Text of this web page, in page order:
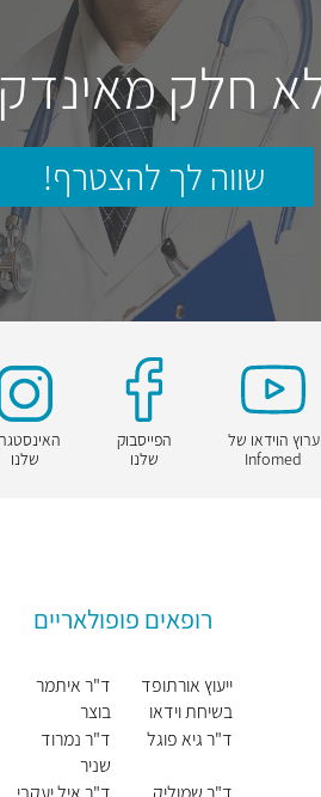
חלק
שווה לך להצטרף!
ערוץ הוידאו של
Infomed
הפייסבוק
שלנו
שלנו
רופאים פופולאריים
ייעוץ אורתופד
בשיחת וידאו
ד"ר גיא פוגל
ד"ר איתמר
בוצר
ד"ר נמרוד
שניר